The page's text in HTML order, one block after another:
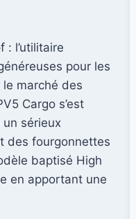
: l’utilitaire
pour les
marché des
Cargo s’est
sérieux
des fourgonnettes
baptisé High
en apportant une